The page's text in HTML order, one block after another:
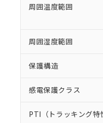
周囲温度範囲
周囲湿度範囲
保護構造
感電保護クラス
PTI（トラッキング特